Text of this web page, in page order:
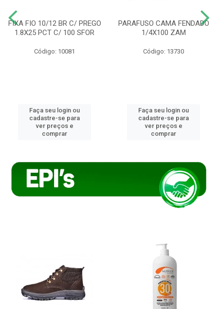
FIXA FIO 10/12 BR C/ PREGO
1.8X25 PCT C/ 100 SFOR
Código: 10081
Faça seu login ou
cadastre-se para
ver preços e
comprar
PARAFUSO CAMA FENDADO
1/4X100 ZAM
Código: 13730
Faça seu login ou
cadastre-se para
ver preços e
comprar